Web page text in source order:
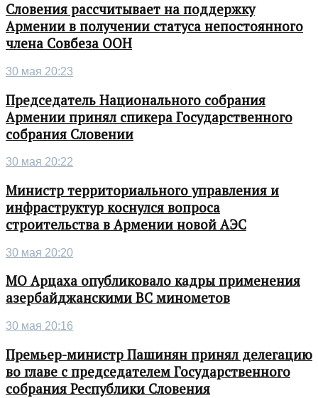
Словения рассчитывает на поддержку
Армении в получении статуса непостоянного
члена Совбеза ООН
30 мая 20:23
Председатель Национального собрания
Армении принял спикера Государственного
собрания Словении
30 мая 20:22
Министр территориального управления и
инфраструктур коснулся вопроса
строительства в Армении новой АЭС
30 мая 20:20
МО Арцаха опубликовало кадры применения
азербайджанскими ВС минометов
30 мая 20:16
Премьер-министр Пашинян принял делегацию
во главе с председателем Государственного
собрания Республики Словения